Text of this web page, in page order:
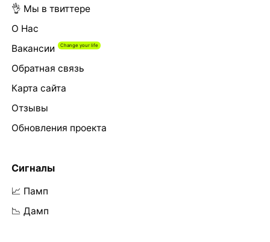
👌 Мы в твиттере
О Нас
Вакансии
Обратная связь
Карта сайта
Отзывы
Обновления проекта
Сигналы
📈 Памп
📉 Дамп